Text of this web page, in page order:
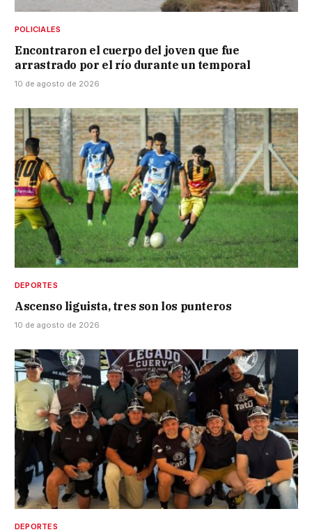
POLICIALES
Encontraron el cuerpo del joven que fue
arrastrado por el río durante un temporal
10 de agosto de 2026
DEPORTES
Ascenso liguista, tres son los punteros
10 de agosto de 2026
DEPORTES